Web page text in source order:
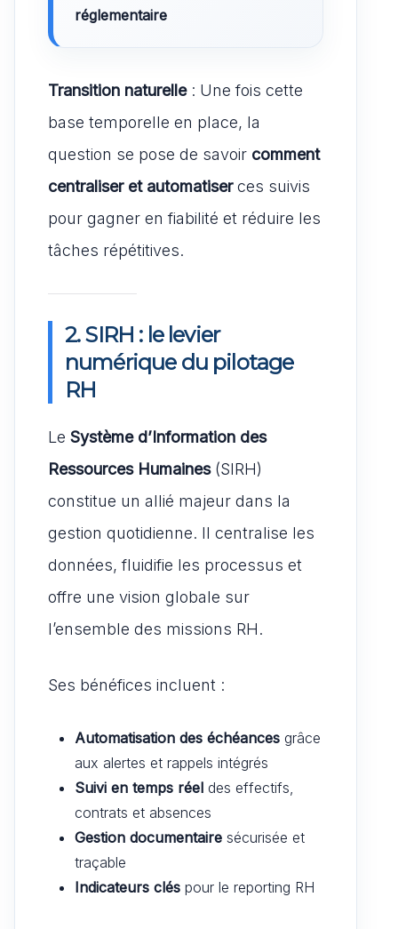
réglementaire
Transition naturelle: Une fois cette
base temporelle en place, la
question se pose de savoir comment
centraliser et automatiserces suivis
pour gagner en fiabilité et réduire les
tâches répétitives.
2. SIRH : le levier
numérique du pilotage
RH
Le Système d’Information des
Ressources Humaines(SIRH)
constitue un allié majeur dans la
gestion quotidienne. Il centralise les
données, fluidifie les processus et
offre une vision globale sur
l’ensemble des missions RH.
Ses bénéfices incluent :
Automatisation des échéances grâce
aux alertes et rappels intégrés
Suivi en temps réel des effectifs,
contrats et absences
Gestion documentaire sécurisée et
traçable
Indicateurs clés pour le reporting RH